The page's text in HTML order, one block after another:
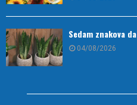
Sedam znakova
04/08/2026